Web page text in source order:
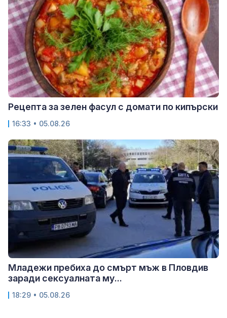
Рецепта за зелен фасул с домати по кипърски
16:33 • 05.08.26
Младежи пребиха до смърт мъж в Пловдив
заради сексуалната му...
18:29 • 05.08.26